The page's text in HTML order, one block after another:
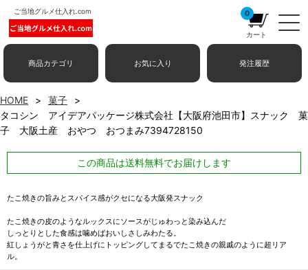
ご当地グルメ仕入れ.com 0
カート
商品カテゴリ お気に入り 発注履歴
HOME
菓子
タコシン アイデアパッケージ株式会社【大阪府池田市】スナック 菓
子 大阪土産 おやつ おつまみ7394728150
この商品は送料無料でお届けします
たこ焼きの旨みとスパイス感がクセになる大阪発スナック
たこ焼きの皮のようなルックスにソースがじゅわっと染み込んだ
しっとりとした食感は噛めばおいしさしみわたる。
紅しょうがと青さを仕上げにトッピングしてまるでたこ焼きの親戚のように超リア
ル。